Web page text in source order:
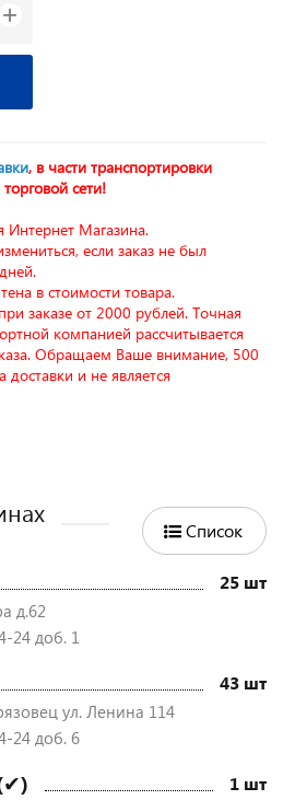
+
, в части транспортировки
сети!
Интернет Магазина.
если заказ не был
в стоимости товара.
заказе от 2000 рублей. Точная
компанией рассчитывается
Обращаем Ваше внимание, 500
и не является
Список
25 шт
д.62
24 доб. 1
43 шт
ул. Ленина 114
24 доб. 6
1 шт